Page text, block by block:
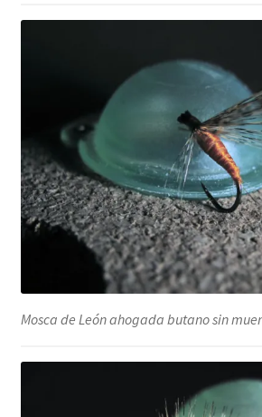
Mosca de León ahogada butano sin